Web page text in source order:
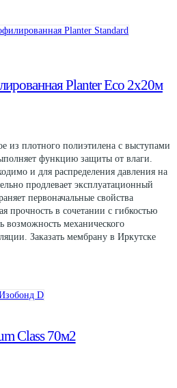
Planter Eco 2х20м
₽.
из плотного полиэтилена с выступами
функцию защиты от влаги.
и для распределения давления на
продлевает эксплуатационный
первоначальные свойства
прочность в сочетании с гибкостью
возможность механического
Заказать мембрану в Иркутске
Class 70м2